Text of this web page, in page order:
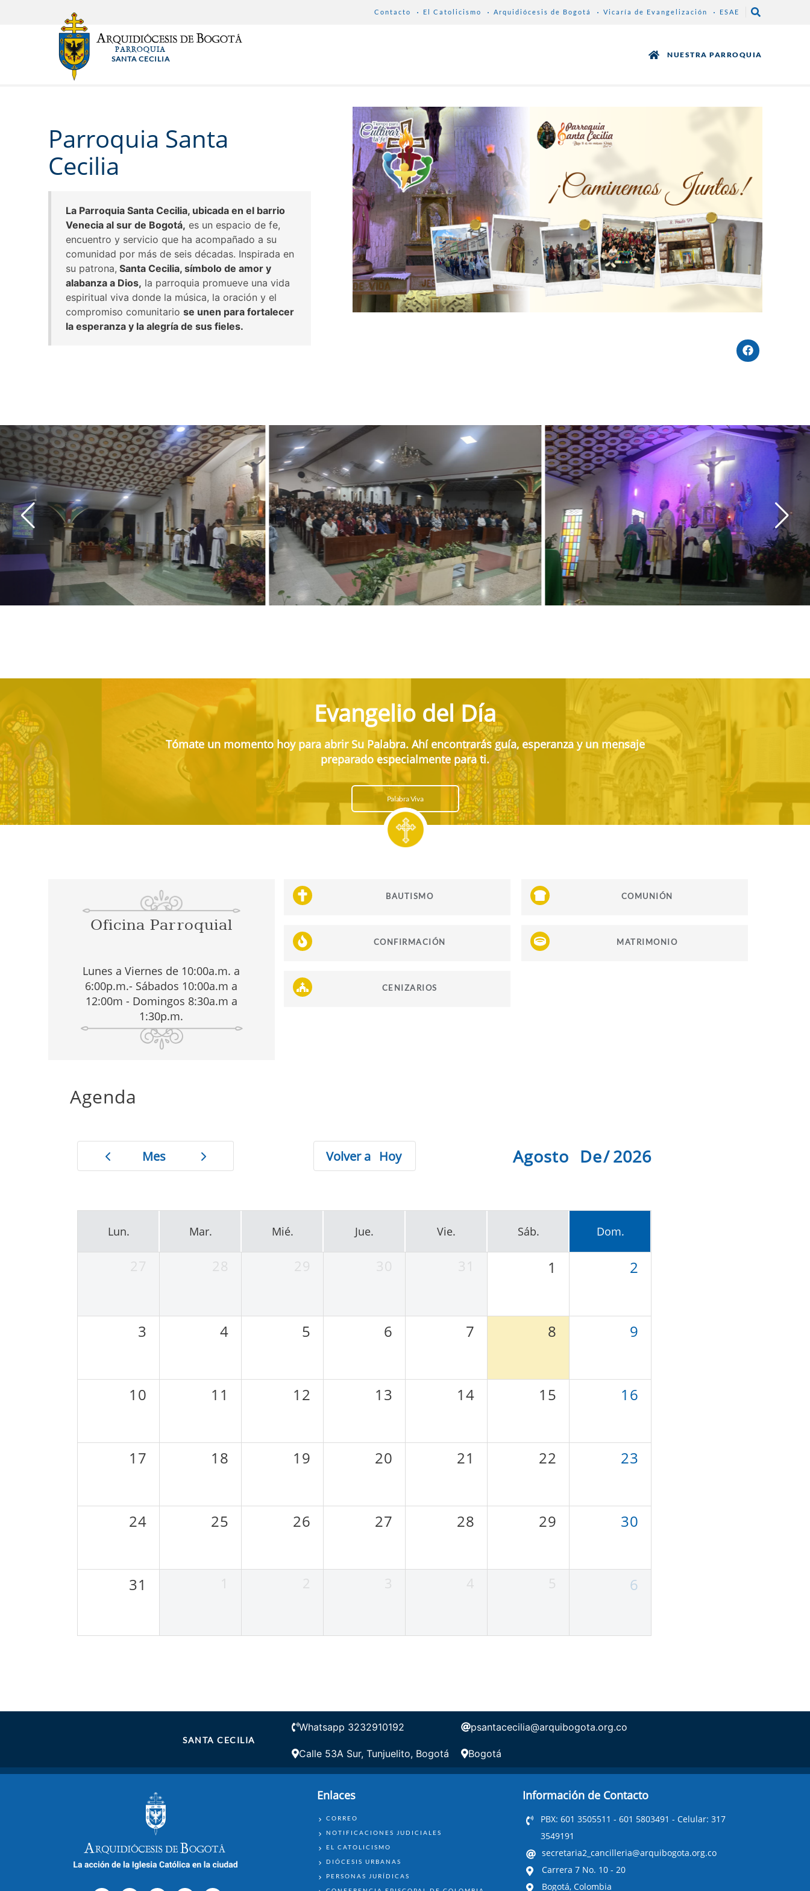
Contacto El Catolicismo Arquidiócesis de Bogotá Vicaría de Evangelización ESAE
PARROQUIA
SANTA CECILIA NUESTRA PARROQUIA
Parroquia Santa
Cecilia
La Parroquia Santa Cecilia, ubicada en el barrio
Venecia al sur de Bogotá, es un espacio de fe,
encuentro y servicio que ha acompañado a su
comunidad por más de seis décadas. Inspirada en
su patrona, Santa Cecilia, símbolo de amor y
alabanza a Dios, la parroquia promueve una vida
espiritual viva donde la música, la oración y el
compromiso comunitario se unen para fortalecer
la esperanza y la alegría de sus fieles.
Evangelio del Día
Tómate un momento hoy para abrir Su Palabra. Ahí encontrarás guía, esperanza y un mensaje
preparado especialmente para ti.
Palabra Viva
Oficina Parroquial
Lunes a Viernes de 10:00a.m. a
6:00p.m.- Sábados 10:00a.m a
12:00m - Domingos 8:30a.m a
1:30p.m.
BAUTISMO COMUNIÓN
CONFIRMACIÓN MATRIMONIO
CENIZARIOS
Agenda
Hoy Agosto De 2026
Mes
Lun. Mar. Mié. Jue. Vie. Sáb. Dom.
27 28 29 30 31 1 2
3 4 5 6 7 8 9
10 11 12 13 14 15 16
17 18 19 20 21 22 23
24 25 26 27 28 29 30
31 1 2 3 4 5 6
SANTA CECILIA
Whatsapp 3232910192 psantacecilia@arquibogota.org.co
Calle 53A Sur, Tunjuelito, Bogotá Bogotá
Enlaces
ENLACES
CORREO
NOTIFICACIONES JUDICIALES
EL CATOLICISMO
DIÓCESIS URBANAS
PERSONAS JURÍDICAS
Información de Contacto
PBX: 601 3505511 - 601 5803491 - Celular: 317
3549191
secretaria2_cancilleria@arquibogota.org.co
Carrera 7 No. 10 - 20
Bogotá, Colombia